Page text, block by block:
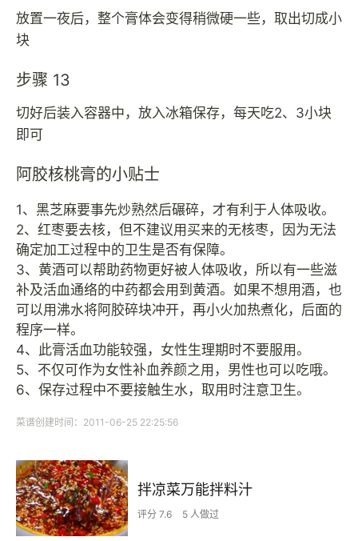
放置一夜后，整个膏体会变得稍微硬一些，取出切成小
块
步骤 13
切好后装入容器中，放入冰箱保存，每天吃2、3小块
即可
阿胶核桃膏的小贴士
1、黑芝麻要事先炒熟然后碾碎，才有利于人体吸收。
2、红枣要去核，但不建议用买来的无核枣，因为无法
确定加工过程中的卫生是否有保障。
3、黄酒可以帮助药物更好被人体吸收，所以有一些滋
补及活血通络的中药都会用到黄酒。如果不想用酒，也
可以用沸水将阿胶碎块冲开，再小火加热煮化，后面的
程序一样。
4、此膏活血功能较强，女性生理期时不要服用。
5、不仅可作为女性补血养颜之用，男性也可以吃哦。
6、保存过程中不要接触生水，取用时注意卫生。
菜谱创建时间：2011-06-25 22:25:56
拌凉菜万能拌料汁
评分 7.6 5 人做过